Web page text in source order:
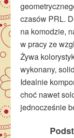
czasów PRL.
na komodzie,
w pracy ze
Żywa
wykonany,
Idealnie
choć nawet
jednocześnie